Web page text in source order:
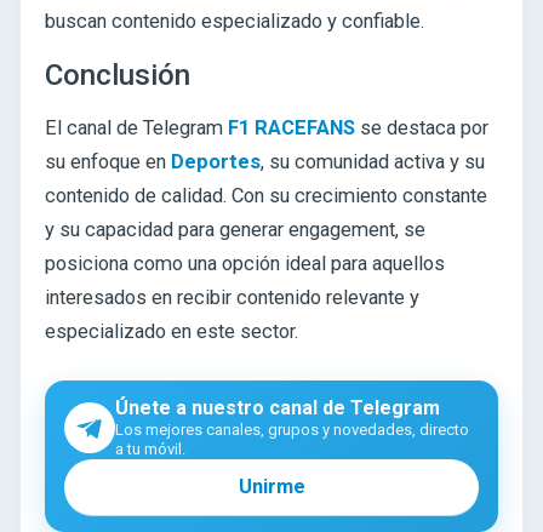
buscan contenido especializado y confiable.
Conclusión
El canal de Telegram F1 RACEFANS se destaca por
su enfoque en Deportes, su comunidad activa y su
contenido de calidad. Con su crecimiento constante
y su capacidad para generar engagement, se
posiciona como una opción ideal para aquellos
interesados en recibir contenido relevante y
especializado en este sector.
Únete a nuestro canal de Telegram
Los mejores canales, grupos y novedades, directo
a tu móvil.
Unirme